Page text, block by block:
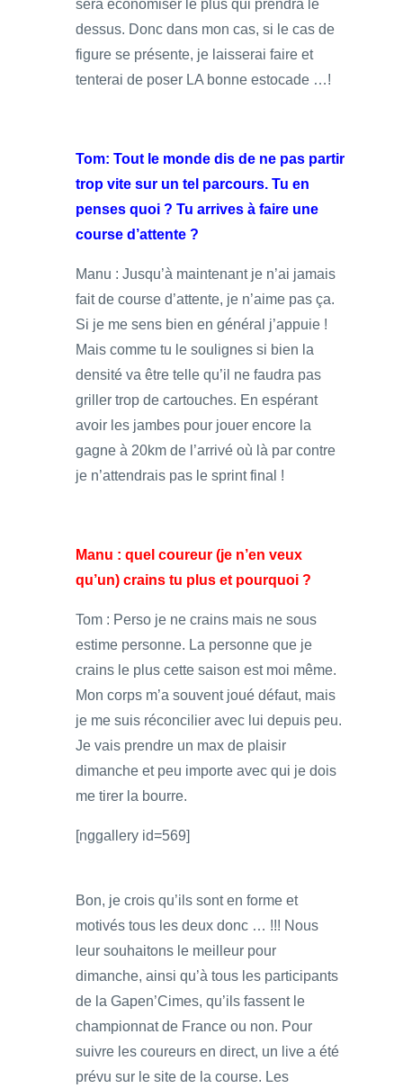
sera économiser le plus qui prendra le
dessus. Donc dans mon cas, si le cas de
figure se présente, je laisserai faire et
tenterai de poser LA bonne estocade …!
Tom: Tout le monde dis de ne pas partir
trop vite sur un tel parcours. Tu en
penses quoi ? Tu arrives à faire une
course d’attente ?
Manu : Jusqu’à maintenant je n’ai jamais
fait de course d’attente, je n’aime pas ça.
Si je me sens bien en général j’appuie !
Mais comme tu le soulignes si bien la
densité va être telle qu’il ne faudra pas
griller trop de cartouches. En espérant
avoir les jambes pour jouer encore la
gagne à 20km de l’arrivé où là par contre
je n’attendrais pas le sprint final !
Manu : quel coureur (je n’en veux
qu’un) crains tu plus et pourquoi ?
Tom : Perso je ne crains mais ne sous
estime personne. La personne que je
crains le plus cette saison est moi même.
Mon corps m’a souvent joué défaut, mais
je me suis réconcilier avec lui depuis peu.
Je vais prendre un max de plaisir
dimanche et peu importe avec qui je dois
me tirer la bourre.
[nggallery id=569]
Bon, je crois qu’ils sont en forme et
motivés tous les deux donc … !!! Nous
leur souhaitons le meilleur pour
dimanche, ainsi qu’à tous les participants
de la Gapen’Cimes, qu’ils fassent le
championnat de France ou non. Pour
suivre les coureurs en direct, un live a été
prévu sur le site de la course. Les